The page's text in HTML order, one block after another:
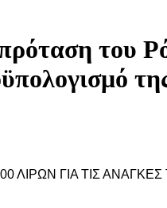
τoυ
ΓΙΑ ΤΙΣ ΑΝΑΓΚΕΣ